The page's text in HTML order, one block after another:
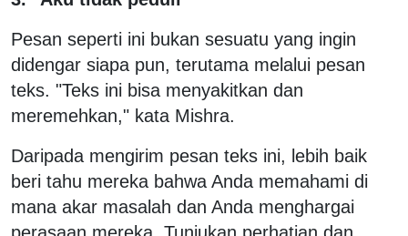
Pesan seperti ini bukan sesuatu yang ingin
didengar siapa pun, terutama melalui pesan
teks. "Teks ini bisa menyakitkan dan
meremehkan," kata Mishra.
Daripada mengirim pesan teks ini, lebih baik
beri tahu mereka bahwa Anda memahami di
mana akar masalah dan Anda menghargai